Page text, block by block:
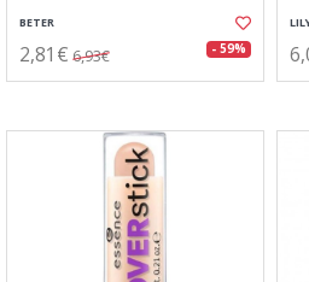
BETER
2,81€ 6,93€ - 59%